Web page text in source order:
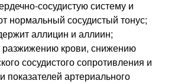
сосудистую систему и
нормальный сосудистый тонус;
аллицин и аллиин;
разжижению крови, снижению
сосудистого сопротивления и
показателей артериального